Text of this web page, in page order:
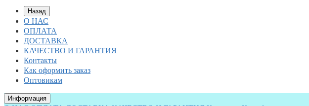
Назад
О НАС
ОПЛАТА
ДОСТАВКА
КАЧЕСТВО И ГАРАНТИЯ
Контакты
Как оформить заказ
Оптовикам
Информация